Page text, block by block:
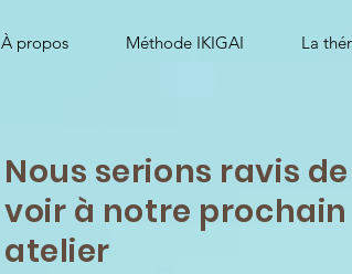
À propos Méthode IKIGAI La
Nous serions ravis
voir à notre prochain
atelier